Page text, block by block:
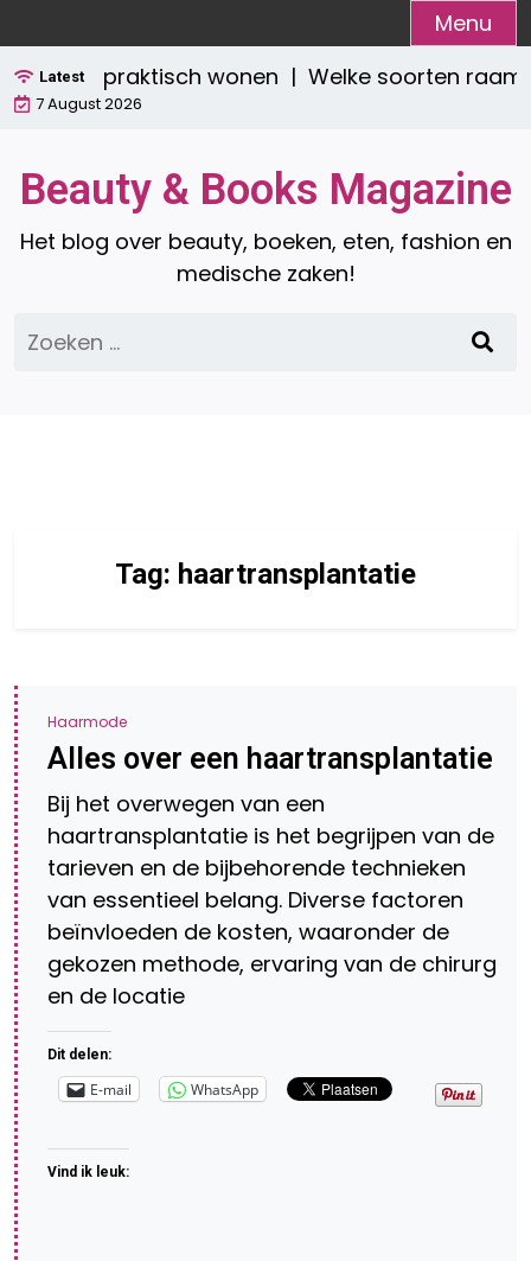
naar
de
inhoud
Menu
Latestén praktisch wonen | Welke soorten
7 August 2026
Beauty & Books Magazine
Het blog over beauty, boeken, eten, fashion en
medische zaken!
Zoeken
naar:
Tag: haartransplantatie
Haarmode
Alles over een haartransplantatie
Bij het overwegen van een
haartransplantatie is het begrijpen van de
tarieven en de bijbehorende technieken
van essentieel belang. Diverse factoren
beïnvloeden de kosten, waaronder de
gekozen methode, ervaring van de chirurg
en de locatie
Dit delen:
E-mail WhatsApp
Vind ik leuk: